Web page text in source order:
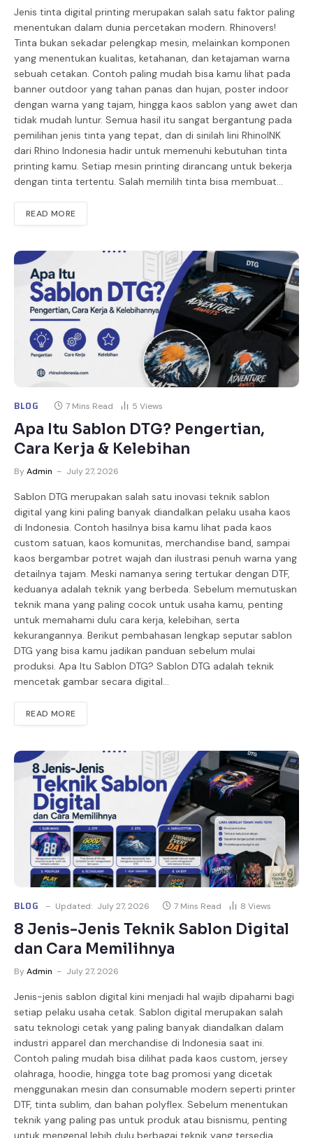
Jenis tinta digital printing merupakan salah satu faktor paling
menentukan dalam dunia percetakan modern. Rhinovers!
Tinta bukan sekadar pelengkap mesin, melainkan komponen
yang menentukan kualitas, ketahanan, dan ketajaman warna
sebuah cetakan. Contoh paling mudah bisa kamu lihat pada
banner outdoor yang tahan panas dan hujan, poster indoor
dengan warna yang tajam, hingga kaos sablon yang awet dan
tidak mudah luntur. Semua hasil itu sangat bergantung pada
pemilihan jenis tinta yang tepat, dan di sinilah lini RhinoINK
dari Rhino Indonesia hadir untuk memenuhi kebutuhan tinta
printing kamu. Setiap mesin printing dirancang untuk bekerja
dengan tinta tertentu. Salah memilih tinta bisa membuat…
READ MORE
BLOG 7 Mins Read 5 Views
Apa Itu Sablon DTG? Pengertian,
Cara Kerja & Kelebihan
ByAdmin July 27, 2026
Sablon DTG merupakan salah satu inovasi teknik sablon
digital yang kini paling banyak diandalkan pelaku usaha kaos
di Indonesia. Contoh hasilnya bisa kamu lihat pada kaos
custom satuan, kaos komunitas, merchandise band, sampai
kaos bergambar potret wajah dan ilustrasi penuh warna yang
detailnya tajam. Meski namanya sering tertukar dengan DTF,
keduanya adalah teknik yang berbeda. Sebelum memutuskan
teknik mana yang paling cocok untuk usaha kamu, penting
untuk memahami dulu cara kerja, kelebihan, serta
kekurangannya. Berikut pembahasan lengkap seputar sablon
DTG yang bisa kamu jadikan panduan sebelum mulai
produksi. Apa Itu Sablon DTG? Sablon DTG adalah teknik
mencetak gambar secara digital…
READ MORE
BLOG Updated: July 27, 2026 7 Mins Read 8 Views
8 Jenis-Jenis Teknik Sablon Digital
dan Cara Memilihnya
ByAdmin July 27, 2026
Jenis-jenis sablon digital kini menjadi hal wajib dipahami bagi
setiap pelaku usaha cetak. Sablon digital merupakan salah
satu teknologi cetak yang paling banyak diandalkan dalam
industri apparel dan merchandise di Indonesia saat ini.
Contoh paling mudah bisa dilihat pada kaos custom, jersey
olahraga, hoodie, hingga tote bag promosi yang dicetak
menggunakan mesin dan consumable modern seperti printer
DTF, tinta sublim, dan bahan polyflex. Sebelum menentukan
teknik yang paling pas untuk produk atau bisnismu, penting
untuk mengenal lebih dulu berbagai teknik yang tersedia